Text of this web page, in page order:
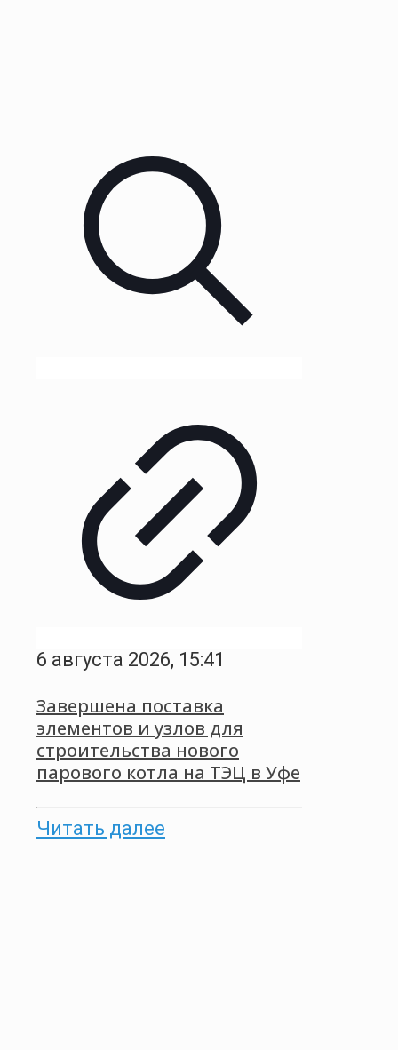
6 августа 2026, 15:41
Завершена поставка
элементов и узлов для
строительства нового
парового котла на ТЭЦ в Уфе
Читать далее